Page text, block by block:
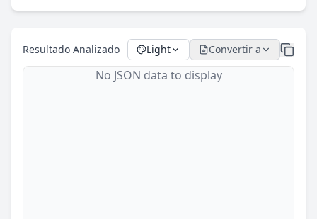
Resultado Analizado Light Convertir a
No JSON data to display